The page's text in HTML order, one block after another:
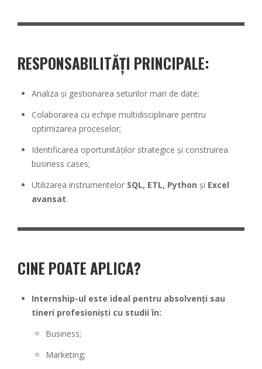
RESPONSABILITĂȚI PRINCIPALE:
Analiza și gestionarea seturilor mari de date;
Colaborarea cu echipe multidisciplinare pentru
optimizarea proceselor;
Identificarea oportunităților strategice și construirea
business cases;
Utilizarea instrumentelor SQL, ETL, Python și Excel
avansat.
CINE POATE APLICA?
Internship-ul este ideal pentru absolvenți sau
tineri profesioniști cu studii în:
Business;
Marketing;